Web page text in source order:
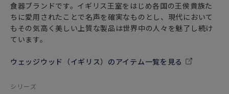
食器ブランドです。イギリス王室をはじめ各国の王侯貴族た
ちに愛用されたことで名声を確実なものとし、現代において
もその気高く美しい上質な製品は世界中の人々を魅了し続け
ています。
ウェッジウッド（イギリス）のアイテム一覧を見る
シリーズ